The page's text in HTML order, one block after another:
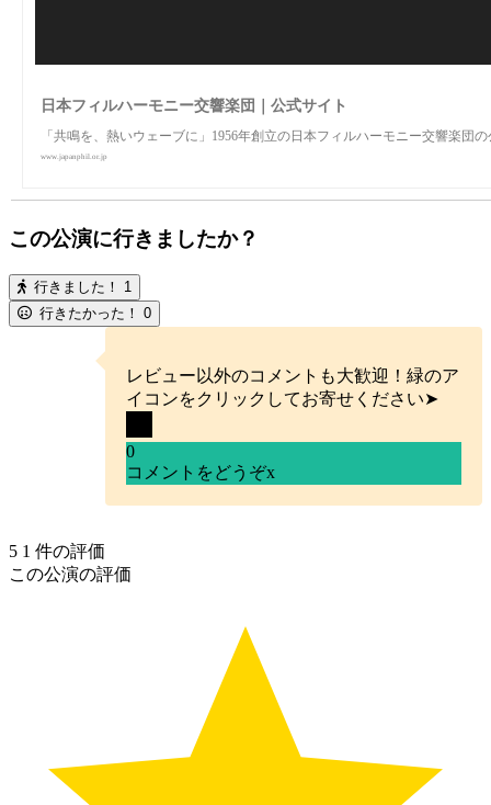
日本フィルハーモニー交響楽団｜公式サイト
「共鳴を、熱いウェーブに」1956年創立の日本フィルハーモニー交響楽
www.japanphil.or.jp
この公演に行きましたか？
行きました！ 1
行きたかった！ 0
レビュー以外のコメントも大歓迎！緑のア
イコンをクリックしてお寄せください➤
0
コメントをどうぞx
5 1 件の評価
この公演の評価